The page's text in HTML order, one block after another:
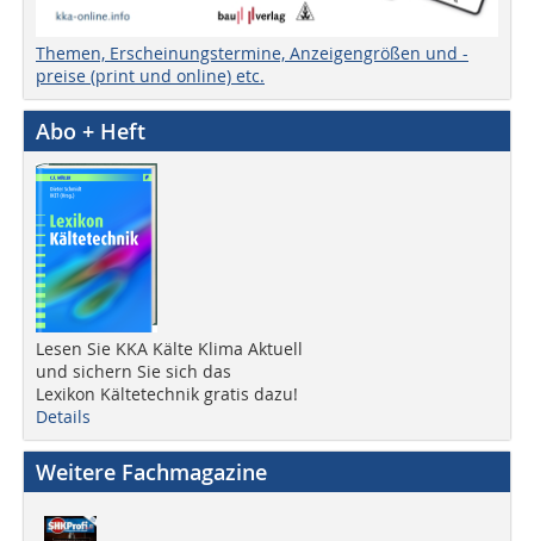
Themen, Erscheinungstermine, Anzeigengrößen und -
preise (print und online) etc.
Abo + Heft
Lesen Sie KKA Kälte Klima Aktuell
und sichern Sie sich das
Lexikon Kältetechnik gratis dazu!
Details
Weitere Fachmagazine